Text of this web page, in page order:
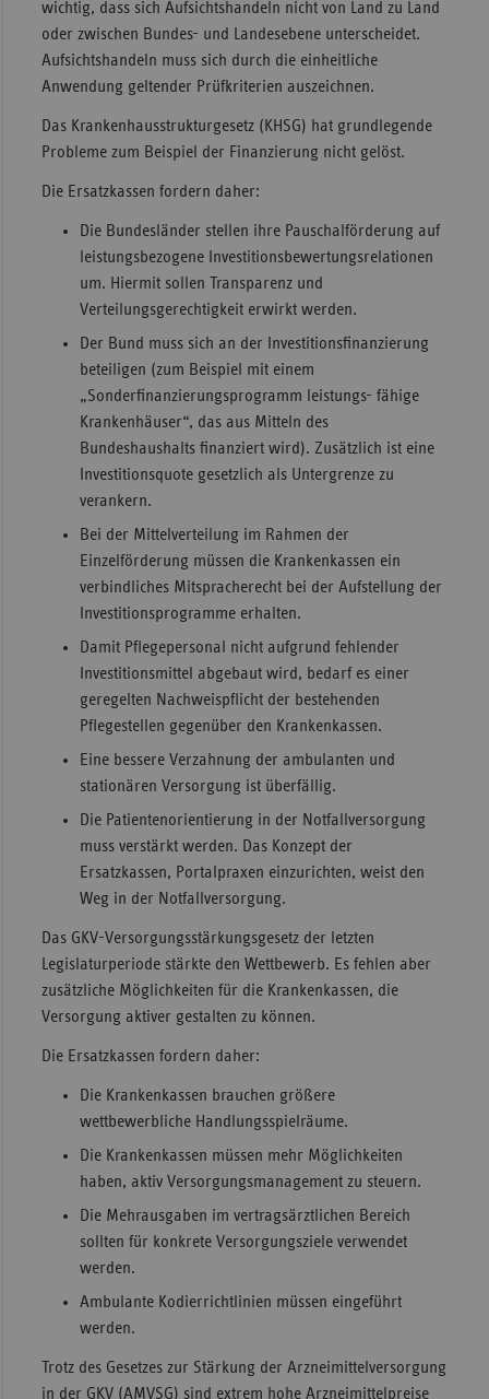
wichtig, dass sich Aufsichtshandeln nicht von Land zu Land
oder zwischen Bundes- und Landesebene unterscheidet.
Aufsichtshandeln muss sich durch die einheitliche
Anwendung geltender Prüfkriterien auszeichnen.
Das Krankenhausstrukturgesetz (KHSG) hat grundlegende
Probleme zum Beispiel der Finanzierung nicht gelöst.
Die Ersatzkassen fordern daher:
Die Bundesländer stellen ihre Pauschalförderung auf
leistungsbezogene Investitionsbewertungsrelationen
um. Hiermit sollen Transparenz und
Verteilungsgerechtigkeit erwirkt werden.
Der Bund muss sich an der Investitionsfinanzierung
beteiligen (zum Beispiel mit einem
„Sonderfinanzierungsprogramm leistungs- fähige
Krankenhäuser“, das aus Mitteln des
Bundeshaushalts finanziert wird). Zusätzlich ist eine
Investitionsquote gesetzlich als Untergrenze zu
verankern.
Bei der Mittelverteilung im Rahmen der
Einzelförderung müssen die Krankenkassen ein
verbindliches Mitspracherecht bei der Aufstellung der
Investitionsprogramme erhalten.
Damit Pflegepersonal nicht aufgrund fehlender
Investitionsmittel abgebaut wird, bedarf es einer
geregelten Nachweispflicht der bestehenden
Pflegestellen gegenüber den Krankenkassen.
Eine bessere Verzahnung der ambulanten und
stationären Versorgung ist überfällig.
Die Patientenorientierung in der Notfallversorgung
muss verstärkt werden. Das Konzept der
Ersatzkassen, Portalpraxen einzurichten, weist den
Weg in der Notfallversorgung.
Das GKV-­Versorgungsstärkungsgesetz der letzten
Legislaturperiode stärkte den Wettbewerb. Es fehlen aber
zusätzliche Möglichkeiten für die Krankenkassen, die
Versorgung aktiver gestalten zu können.
Die Ersatzkassen fordern daher:
Die Krankenkassen brauchen größere
wettbewerbliche Handlungsspielräume.
Die Krankenkassen müssen mehr Möglichkeiten
haben, aktiv Versorgungsmanagement zu steuern.
Die Mehrausgaben im vertragsärztlichen Bereich
sollten für konkrete Versorgungsziele verwendet
werden.
Ambulante Kodierrichtlinien müssen eingeführt
werden.
Trotz des Gesetzes zur Stärkung der Arzneimittelversorgung
in der GKV (AM­VSG) sind extrem hohe Arzneimittelpreise